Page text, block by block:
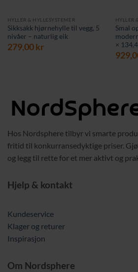
HYLLER & HYLLESYSTEMER
Sikksakk hjørnehylle til vegg, 5
nivåer – naturlig eik
279,00kr
HYLLER
Smal
×
Hos Nordsphere tilbyr vi smarte
fritid til konkurransedyktige priser.
og legg til rette for et mer aktivt og
Hjelp & kontakt
Kundeservice
Klager og returer
Inspirasjon
Om Nordsphere